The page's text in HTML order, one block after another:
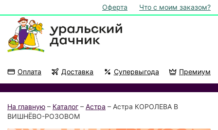
Оферта Что с моим заказом?
Оплата Доставка Супервыгода Премиум
На главную – Каталог – Астра – Астра КОРОЛЕВА В
ВИШНЁВО-РОЗОВОМ